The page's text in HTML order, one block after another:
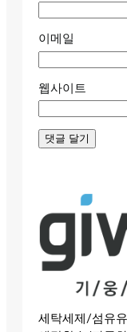
이메일
웹사이트
세탁세제/섬유